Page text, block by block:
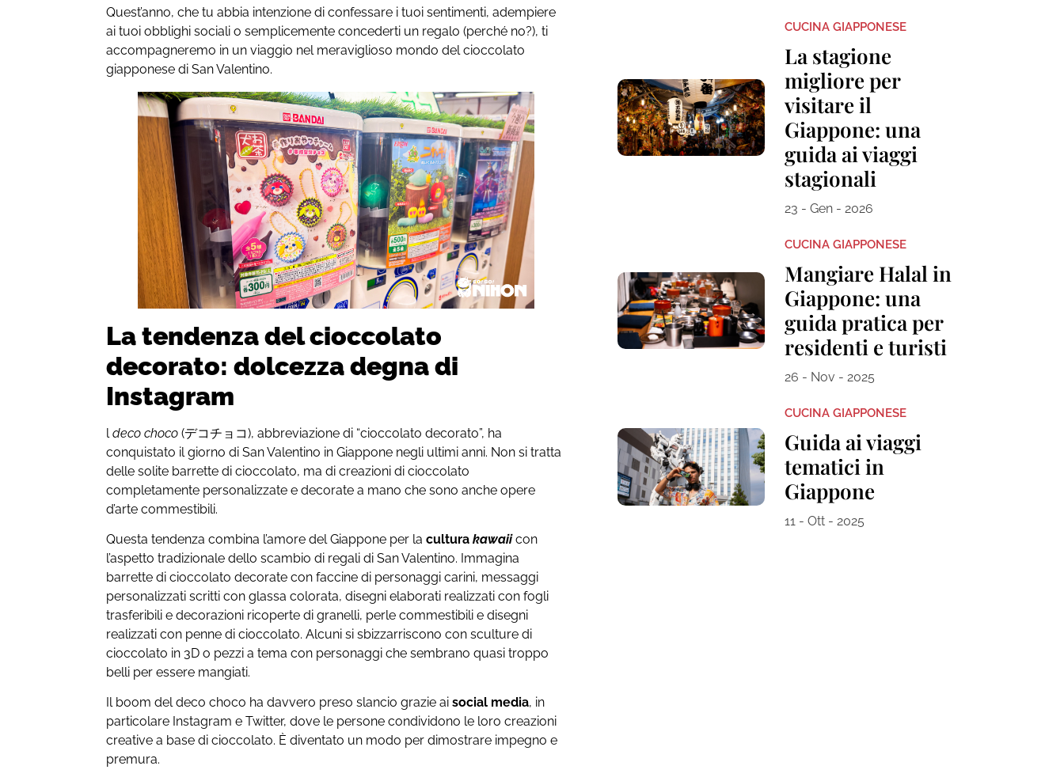
Quest’anno, che tu abbia intenzione di confessare i tuoi sentimenti, adempiere
ai tuoi obblighi sociali o semplicemente concederti un regalo (perché no?), ti
accompagneremo in un viaggio nel meraviglioso mondo del cioccolato
giapponese di San Valentino.
La tendenza del cioccolato
decorato: dolcezza degna di
Instagram
ldeco choco(デコチョコ), abbreviazione di “cioccolato decorato”, ha
conquistato il giorno di San Valentino in Giappone negli ultimi anni. Non si tratta
delle solite barrette di cioccolato, ma di creazioni di cioccolato
completamente personalizzate e decorate a mano che sono anche opere
d’arte commestibili.
Questa tendenza combina l’amore del Giappone per laculturakawaiicon
l’aspetto tradizionale dello scambio di regali di San Valentino. Immagina
barrette di cioccolato decorate con faccine di personaggi carini, messaggi
personalizzati scritti con glassa colorata, disegni elaborati realizzati con fogli
trasferibili e decorazioni ricoperte di granelli, perle commestibili e disegni
realizzati con penne di cioccolato. Alcuni si sbizzarriscono con sculture di
cioccolato in 3D o pezzi a tema con personaggi che sembrano quasi troppo
belli per essere mangiati.
Il boom del deco choco ha davvero preso slancio grazie aisocial media, in
particolare Instagram e Twitter, dove le persone condividono le loro creazioni
creative a base di cioccolato. È diventato un modo per dimostrare impegno e
premura.
CUCINA GIAPPONESE
La stagione
migliore per
visitare il
Giappone: una
guida ai viaggi
stagionali
23 - Gen - 2026
CUCINA GIAPPONESE
Mangiare Halal in
Giappone: una
guida pratica per
residenti e turisti
26 - Nov - 2025
CUCINA GIAPPONESE
Guida ai viaggi
tematici in
Giappone
11 - Ott - 2025